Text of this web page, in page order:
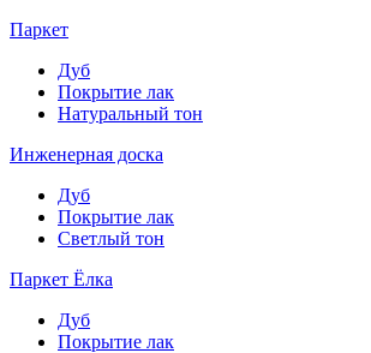
Паркет
Дуб
Покрытие лак
Натуральный тон
Инженерная доска
Дуб
Покрытие лак
Светлый тон
Паркет Ёлка
Дуб
Покрытие лак